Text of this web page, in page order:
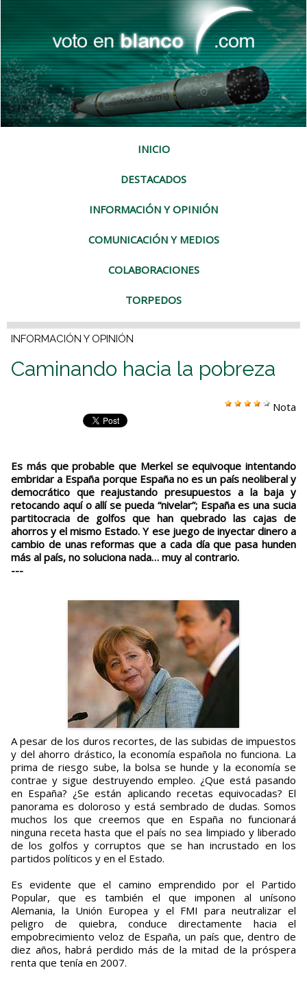
INICIO
DESTACADOS
INFORMACIÓN Y OPINIÓN
COMUNICACIÓN Y MEDIOS
COLABORACIONES
TORPEDOS
INFORMACIÓN Y OPINIÓN
Caminando hacia la pobreza
Nota
Es más que probable que Merkel se equivoque intentando
embridar a España porque España no es un país neoliberal y
democrático que reajustando presupuestos a la baja y
retocando aquí o allí se pueda “nivelar”; España es una sucia
partitocracia de golfos que han quebrado las cajas de
ahorros y el mismo Estado. Y ese juego de inyectar dinero a
cambio de unas reformas que a cada día que pasa hunden
más al país, no soluciona nada… muy al contrario.
---
A pesar de los duros recortes, de las subidas de impuestos
y del ahorro drástico, la economía española no funciona. La
prima de riesgo sube, la bolsa se hunde y la economía se
contrae y sigue destruyendo empleo. ¿Que está pasando
en España? ¿Se están aplicando recetas equivocadas? El
panorama es doloroso y está sembrado de dudas. Somos
muchos los que creemos que en España no funcionará
ninguna receta hasta que el país no sea limpiado y liberado
de los golfos y corruptos que se han incrustado en los
partidos políticos y en el Estado.
Es evidente que el camino emprendido por el Partido
Popular, que es también el que imponen al unísono
Alemania, la Unión Europea y el FMI para neutralizar el
peligro de quiebra, conduce directamente hacia el
empobrecimiento veloz de España, un país que, dentro de
diez años, habrá perdido más de la mitad de la próspera
renta que tenía en 2007.